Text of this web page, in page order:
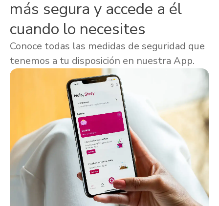
más segura y accede a él
cuando lo necesites
Conoce todas las medidas de seguridad que
tenemos a tu disposición en nuestra App.